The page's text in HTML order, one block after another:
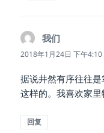
我们
道：
2018年1月24日 下午4:10
据说井然有序往往
这样的。我喜欢家里
回复